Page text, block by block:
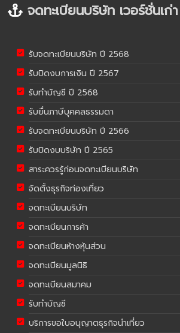
จดทะเบียนบริษัท เวอร์ชั่นเก่า
รับจดทะเบียนบริษัท ปี 2568
รับปิดงบการเงิน ปี 2567
รับทำบัญชี ปี 2568
รับยื่นภาษีบุคคลธรรมดา
รับจดทะเบียนบริษัท ปี 2566
รับปิดงบบริษัท ปี 2565
สาระควรรู้ก่อนจดทะเบียนบริษัท
จัดตั้งธุรกิจท่องเที่ยว
จดทะเบียนบริษัท
จดทะเบียนการค้า
จดทะเบียนห้างหุ้นส่วน
จดทะเบียนมูลนิธิ
จดทะเบียนสมาคม
รับทำบัญชี
บริการขอใบอนุญาตธุรกิจนำเที่ยว